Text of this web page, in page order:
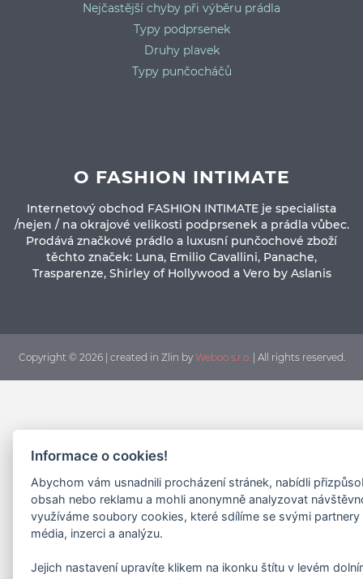
Nejčastější chyby při výběru prádla
Typy podprsenek
Druhy plavek
Typy punčocháčů
O FASHION INTIMATE
Internetový obchod FASHION INTIMATE je specialista
/nejen / na okrajové velikosti podprsenek a prádla vůbec.
Prodává značkové prádlo a luxusní punčochové zboží
těchto značek: Luna, Emilio Cavallini, Panache,
Trasparenze, Shirley of Hollywood a Vero by Aslanis
Copyright © 2026 | created in Zlin by Weboo s.r.o.| All rights reserved.
Informace o cookies!
Abychom vám usnadnili procházení stránek, nabídli
obsah nebo reklamu a mohli anonymně analyzovat
využíváme soubory cookies, které sdílíme se svými
média, inzerci a analýzu.
Jejich nastavení upravíte klikem na ikonku štítu v levém